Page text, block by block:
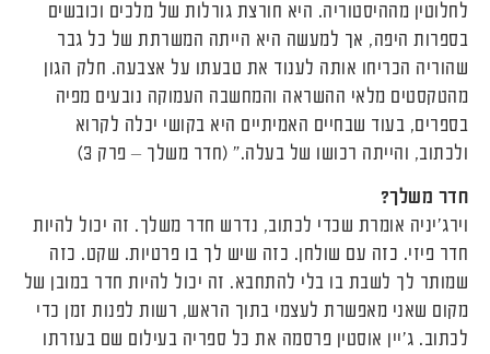
לחלוטין מההיסטוריה. היא חורצת גורלות של מלכים וכובשים
בספרות היפה, אך למעשה היא הייתה המשרתת של כל גבר
שהוריה הכריחו אותה לענוד את טבעתו על אצבעה. חלק הגון
מהטקסטים מלאי ההשראה והמחשבה העמוקה נובעים מפיה
בספרים, בעוד שבחיים האמיתיים היא בקושי יכלה לקרוא
ולכתוב, והייתה רכושו של בעלה." (חדר משלך – פרק 3)
חדר משלך?
וירג'יניה אומרת שכדי לכתוב, נדרש חדר משלך. זה יכול להיות
חדר פיזי. כזה עם שולחן. כזה שיש לך בו פרטיות. שקט. כזה
שמותר לך לשבת בו בלי להתחבא. זה יכול להיות חדר במובן של
מקום שאני מאפשרת לעצמי בתוך הראש, רשות לפנות זמן כדי
לכתוב. ג'יין אוסטין פרסמה את כל ספריה בעילום שם בעזרתו